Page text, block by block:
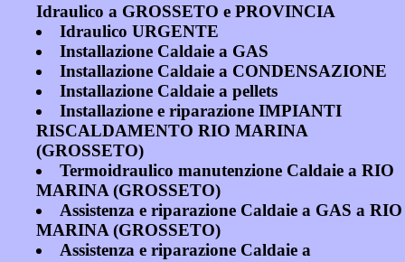
Idraulico a GROSSETO e PROVINCIA
Idraulico URGENTE
Installazione Caldaie a GAS
Installazione Caldaie a CONDENSAZIONE
Installazione Caldaie a pellets
Installazione e riparazione IMPIANTI
RISCALDAMENTO RIO MARINA
(GROSSETO)
Termoidraulico manutenzione Caldaie a RIO
MARINA (GROSSETO)
Assistenza e riparazione Caldaie a GAS a RIO
MARINA (GROSSETO)
Assistenza e riparazione Caldaie a